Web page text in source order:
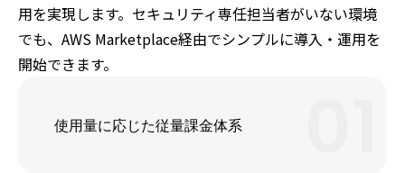
用を実現します。セキュリティ専任担当者がいない環境
でも、AWS Marketplace経由でシンプルに導入・運用を
開始できます。
使用量に応じた従量課金体系